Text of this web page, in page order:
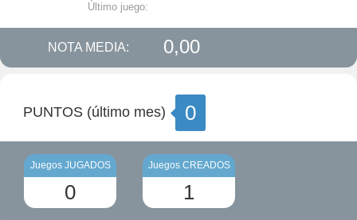
Último juego:
NOTA MEDIA: 0,00
PUNTOS (último mes) 0
Juegos JUGADOS
0
Juegos CREADOS
1